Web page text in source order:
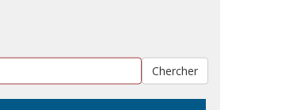
Chercher